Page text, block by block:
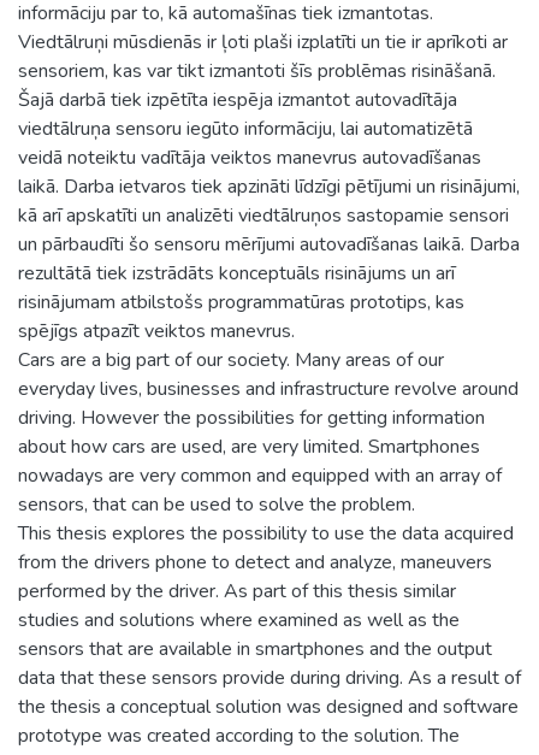
informāciju par to, kā automašīnas tiek izmantotas.
Viedtālruņi mūsdienās ir ļoti plaši izplatīti un tie ir aprīkoti ar
sensoriem, kas var tikt izmantoti šīs problēmas risināšanā.
Šajā darbā tiek izpētīta iespēja izmantot autovadītāja
viedtālruņa sensoru iegūto informāciju, lai automatizētā
veidā noteiktu vadītāja veiktos manevrus autovadīšanas
laikā. Darba ietvaros tiek apzināti līdzīgi pētījumi un risinājumi,
kā arī apskatīti un analizēti viedtālruņos sastopamie sensori
un pārbaudīti šo sensoru mērījumi autovadīšanas laikā. Darba
rezultātā tiek izstrādāts konceptuāls risinājums un arī
risinājumam atbilstošs programmatūras prototips, kas
spējīgs atpazīt veiktos manevrus.
Cars are a big part of our society. Many areas of our
everyday lives, businesses and infrastructure revolve around
driving. However the possibilities for getting information
about how cars are used, are very limited. Smartphones
nowadays are very common and equipped with an array of
sensors, that can be used to solve the problem.
This thesis explores the possibility to use the data acquired
from the drivers phone to detect and analyze, maneuvers
performed by the driver. As part of this thesis similar
studies and solutions where examined as well as the
sensors that are available in smartphones and the output
data that these sensors provide during driving. As a result of
the thesis a conceptual solution was designed and software
prototype was created according to the solution. The